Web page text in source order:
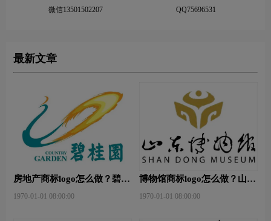
微信13501502207 QQ75696531
最新文章
房地产商标logo怎么做？碧桂
1970-01-01 08:00:00
博物馆商标logo怎么做？山东
logo设计
1970-01-01 08:00:00